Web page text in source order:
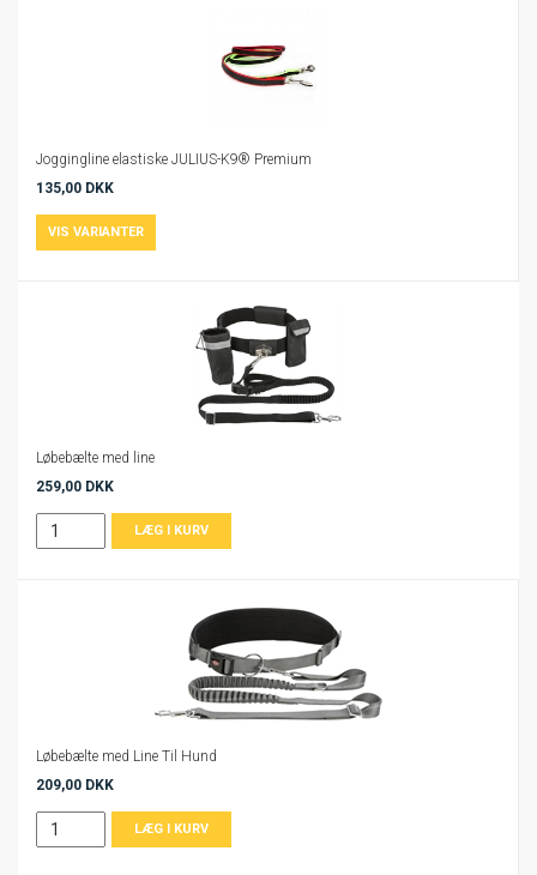
Joggingline elastiske JULIUS-K9® Premium
135,00 DKK
Løbebælte med line
259,00 DKK
Løbebælte med Line Til Hund
209,00 DKK